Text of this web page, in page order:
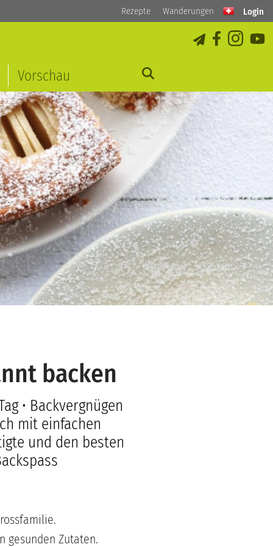
Rezepte Wanderungen Login
Vorschau
backen
• Backvergnügen
mit einfachen
und den besten
gesunden Zutaten.